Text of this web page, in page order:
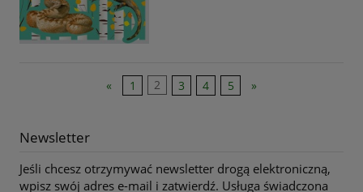
« 1 2 3 4 5 »
Newsletter
Jeśli chcesz otrzymywać newsletter drogą elektroniczną,
wpisz swój adres e-mail i zatwierdź. Usługa świadczona